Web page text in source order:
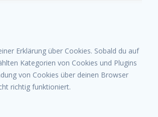
Erklärung über Cookies. Sobald du auf
Kategorien von Cookies und Plugins
von Cookies über deinen Browser
richtig funktioniert.